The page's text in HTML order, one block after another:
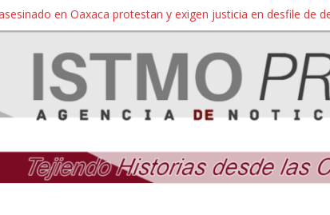
en Oaxaca protestan y exigen justicia en desfile de
nuevo despojo de su territorio para construir un parque
extracción ilegal de material pétreo de gravera Oyamel
Salina Cruz, Oaxaca; ahora pescadores de Salinas del
DE DOWN